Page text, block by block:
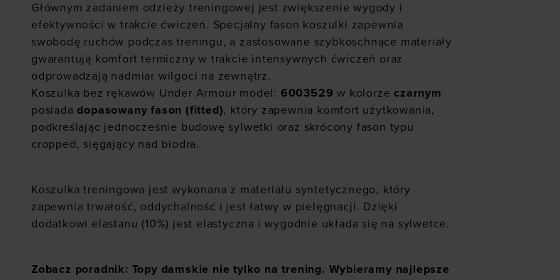
Głównym zadaniem odzieży treningowej jest zwiększenie wygody i
efektywności w trakcie ćwiczeń. Specjalny fason koszulki zapewnia
swobodę ruchów podczas treningu, a zastosowane szybkoschnące materiały
gwarantują komfort termiczny w trakcie intensywnych ćwiczeń oraz
odprowadzają nadmiar wilgoci na zewnątrz.
Koszulka bez rękawów Under Armour model: 6003529 w kolorzeczarnym
posiadadopasowany fason (fitted), który zapewnia komfort użytkowania,
podkreślając jednocześnie budowę sylwetki oraz skrócony fason typu
cropped, sięgający nad biodra.
Koszulka treningowa jest wykonana z materiału syntetycznego, który
zapewnia trwałość, oddychalność i jest łatwy w pielęgnacji. Dzięki
dodatkowi elastanu (10%) jest elastyczna i wygodnie układa się na sylwetce.
Zobacz poradnik: Topy damskie nie tylko na trening. Wybieramy najlepsze